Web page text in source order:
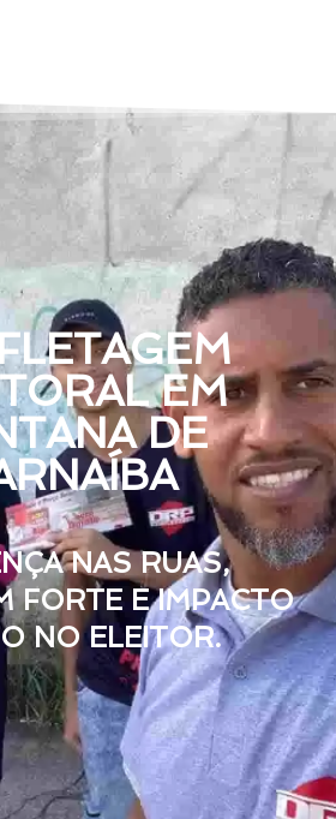
EM
DE
NAS RUAS,
FORTE E IMPACTO
NO ELEITOR.